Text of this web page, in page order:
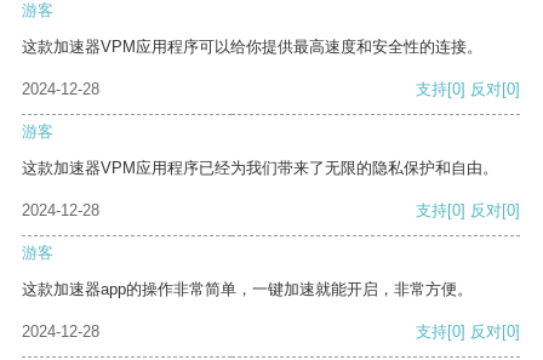
游客
这款加速器VPM应用程序可以给你提供最高速度和安全性的连接。
2024-12-28 支持[0] 反对[0]
游客
这款加速器VPM应用程序已经为我们带来了无限的隐私保护和自由。
2024-12-28 支持[0] 反对[0]
游客
这款加速器app的操作非常简单，一键加速就能开启，非常方便。
2024-12-28 支持[0] 反对[0]